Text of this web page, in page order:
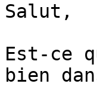
Salut,
Est-ce
bien